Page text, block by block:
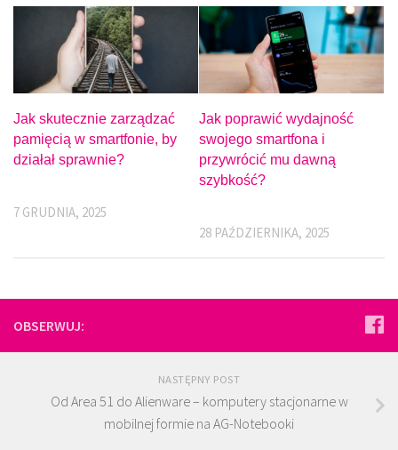
Jak skutecznie zarządzać
pamięcią w smartfonie, by
działał sprawnie?
7 GRUDNIA, 2025
Jak poprawić wydajność
swojego smartfona i
przywrócić mu dawną
szybkość?
28 PAŹDZIERNIKA, 2025
OBSERWUJ:
NASTĘPNY POST
Od Area 51 do Alienware – komputery stacjonarne w
mobilnej formie na AG-Notebooki